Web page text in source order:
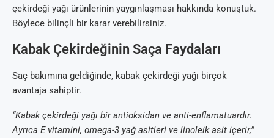
çekirdeği yağı ürünlerinin yaygınlaşması hakkında konuştuk.
Böylece bilinçli bir karar verebilirsiniz.
Kabak Çekirdeğinin Saça Faydaları
Saç bakımına geldiğinde, kabak çekirdeği yağı birçok
avantaja sahiptir.
“Kabak çekirdeği yağı bir antioksidan ve anti-enflamatuardır.
Ayrıca E vitamini, omega-3 yağ asitleri ve linoleik asit içerir,”